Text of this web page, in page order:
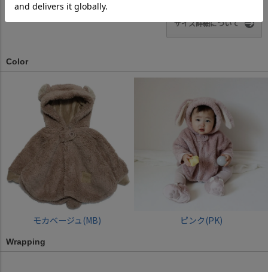
サイズ詳細について
Color
モカベージュ(MB) ピンク(PK)
Wrapping